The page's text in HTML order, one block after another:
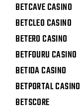
BETCAVE CASINO
BETCLEO CASINO
BETERO CASINO
BETFOURU CASINO
BETIDA CASINO
BETPORTAL CASINO
BETSCORE